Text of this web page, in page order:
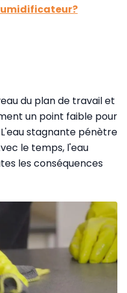
du plan de travail et
un point faible pour
stagnante pénètre
le temps, l'eau
les conséquences